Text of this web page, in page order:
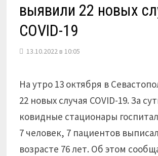
выявили 22 новых
COVID-19
13.10.2022 в 10:05
На утро 13 октября в
22 новых случая COVID-19. За
ковидные стационары
7 человек, 7 пациентов
возрасте 76 лет. Об этом